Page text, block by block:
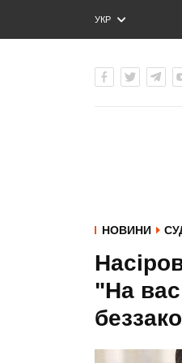
УКР
ENG
НОВИНИ
"На вас